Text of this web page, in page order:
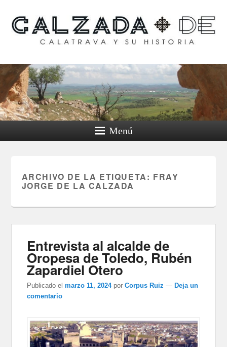
Calzada de Calatrava y
su historia
Menú
ARCHIVO DE LA ETIQUETA: FRAY
JORGE DE LA CALZADA
Entrevista al alcalde de
Oropesa de Toledo, Rubén
Zapardiel Otero
Publicado el marzo 11, 2024 porCorpus Ruiz — Deja un
comentario